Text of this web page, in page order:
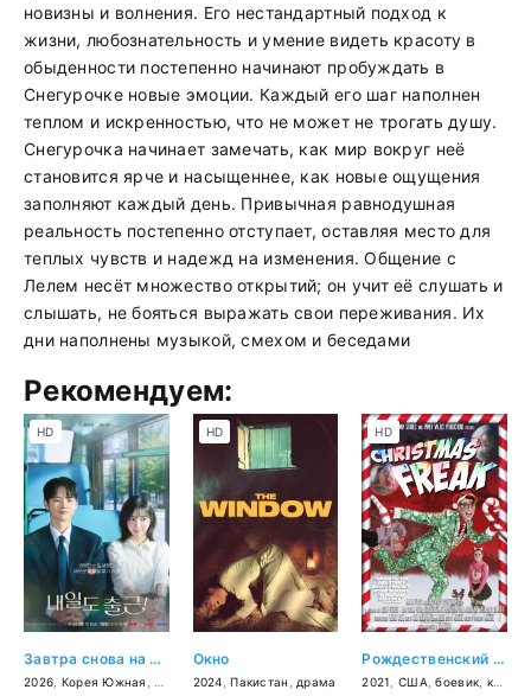
новизны и волнения. Его нестандартный подход к
жизни, любознательность и умение видеть красоту в
обыденности постепенно начинают пробуждать в
Снегурочке новые эмоции. Каждый его шаг наполнен
теплом и искренностью, что не может не трогать душу.
Снегурочка начинает замечать, как мир вокруг неё
становится ярче и насыщеннее, как новые ощущения
заполняют каждый день. Привычная равнодушная
реальность постепенно отступает, оставляя место для
теплых чувств и надежд на изменения. Общение с
Лелем несёт множество открытий; он учит её слушать и
слышать, не бояться выражать свои переживания. Их
дни наполнены музыкой, смехом и беседами
Рекомендуем:
Завтра снова на работу!
2026 Корея Южная мелодрама ,комедия
HD
Окно
2024 ,Пакистан драма
HD
Рождественский чудак
2021 США ,боевик комедия
HD